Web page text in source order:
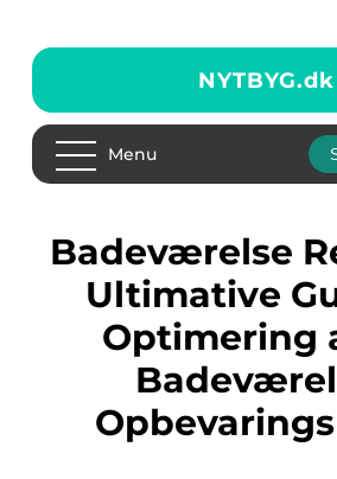
NYTBYG.dk
Menu
Badeværelse Reol: Den
Ultimative
Optimering